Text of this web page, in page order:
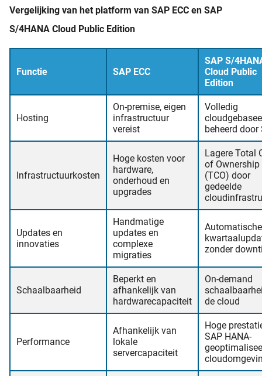
Vergelijking van het platform van SAP ECC en SAP
S/4HANA Cloud Public Edition
Functie SAP ECC
SAP S/
Cloud Public
Edition
Hosting
On-premise, eigen
infrastructuur
vereist
Volledig
beheerd door
Infrastructuurkosten
Hoge kosten voor
hardware,
onderhoud en
upgrades
Lagere Total
of Ownership
(TCO) door
gedeelde
Updates en
innovaties
Handmatige
updates en
complexe
migraties
Automatische
zonder
Schaalbaarheid
Beperkt en
afhankelijk van
hardwarecapaciteit
On-demand
de cloud
Performance
Afhankelijk van
lokale
servercapaciteit
Hoge
SAP HANA-